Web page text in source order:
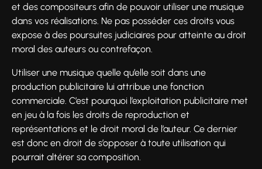
et des compositeurs afin de pouvoir utiliser une musique
dans vos réalisations. Ne pas posséder ces droits vous
expose à des poursuites judiciaires pour atteinte au droit
moral des auteurs ou contrefaçon.
Utiliser une musique quelle qu’elle soit dans une
production publicitaire lui attribue une fonction
commerciale. C’est pourquoi l’exploitation publicitaire met
en jeu à la fois les droits de reproduction et
représentations et le droit moral de l’auteur. Ce dernier
est donc en droit de s’opposer à toute utilisation qui
pourrait altérer sa composition.